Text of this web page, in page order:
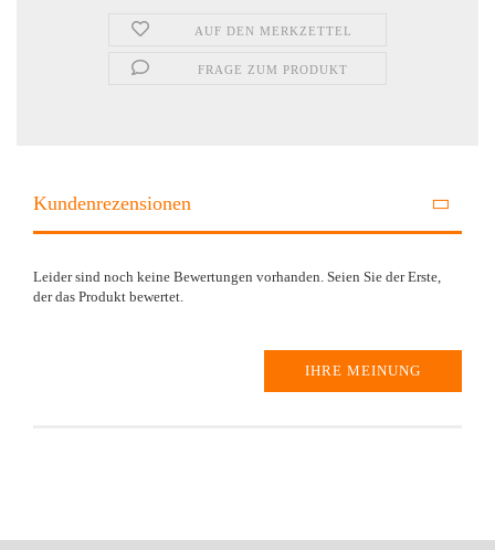
AUF DEN MERKZETTEL
FRAGE ZUM PRODUKT
Kundenrezensionen
Leider sind noch keine Bewertungen vorhanden. Seien Sie der Erste,
der das Produkt bewertet.
IHRE MEINUNG